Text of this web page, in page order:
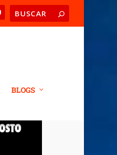
BLOGS